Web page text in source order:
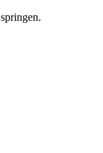
springen.